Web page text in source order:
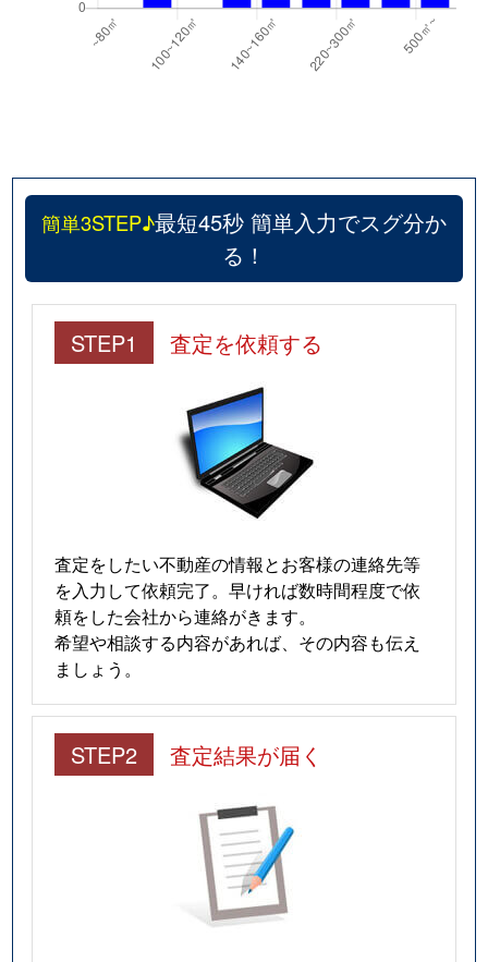
簡単3STEP♪最短45秒 簡単入力でスグ分か
る！
STEP1 査定を依頼する
査定をしたい不動産の情報とお客様の連絡先等
を入力して依頼完了。早ければ数時間程度で依
頼をした会社から連絡がきます。
希望や相談する内容があれば、その内容も伝え
ましょう。
STEP2 査定結果が届く